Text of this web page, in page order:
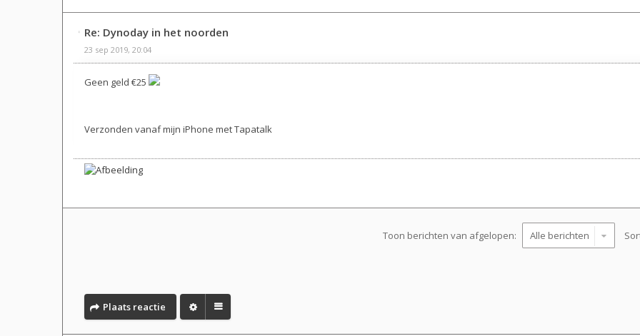
Re: Dynoday in het noorden
23 sep 2019, 20:04
Geen geld €25
Verzonden vanaf mijn iPhone met Tapatalk
Toon berichten van afgelopen:
Plaats reactie